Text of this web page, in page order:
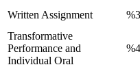
Written Assignment
Transformative
Performance and
Individual Oral